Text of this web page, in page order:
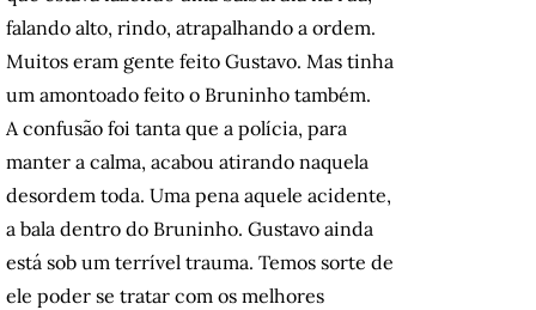
falando alto, rindo, atrapalhando a ordem.
Muitos eram gente feito Gustavo. Mas tinha
um amontoado feito o Bruninho também.
A confusão foi tanta que a polícia, para
manter a calma, acabou atirando naquela
desordem toda. Uma pena aquele acidente,
a bala dentro do Bruninho. Gustavo ainda
está sob um terrível trauma. Temos sorte de
ele poder se tratar com os melhores